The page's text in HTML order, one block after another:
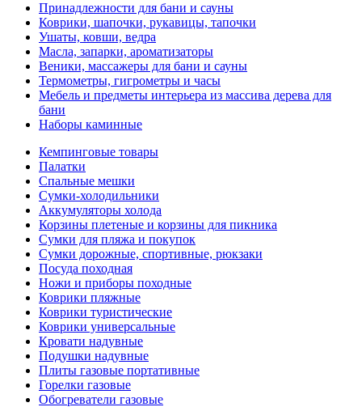
Принадлежности для бани и сауны
Коврики, шапочки, рукавицы, тапочки
Ушаты, ковши, ведра
Масла, запарки, ароматизаторы
Веники, массажеры для бани и сауны
Термометры, гигрометры и часы
Мебель и предметы интерьера из массива дерева для
бани
Наборы каминные
Кемпинговые товары
Палатки
Спальные мешки
Сумки-холодильники
Аккумуляторы холода
Корзины плетеные и корзины для пикника
Сумки для пляжа и покупок
Сумки дорожные, спортивные, рюкзаки
Посуда походная
Ножи и приборы походные
Коврики пляжные
Коврики туристические
Коврики универсальные
Кровати надувные
Подушки надувные
Плиты газовые портативные
Горелки газовые
Обогреватели газовые